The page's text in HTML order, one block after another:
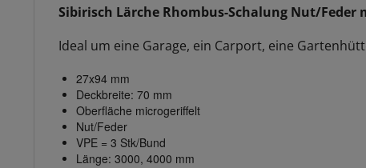
Sibirisch Lärche Rhombus-Schalung Nut/
Ideal um eine Garage, ein Carport, eine
27x94 mm
Deckbreite: 70 mm
Oberfläche microgeriffelt
Nut/Feder
VPE = 3 Stk/Bund
Länge: 3000, 4000 mm